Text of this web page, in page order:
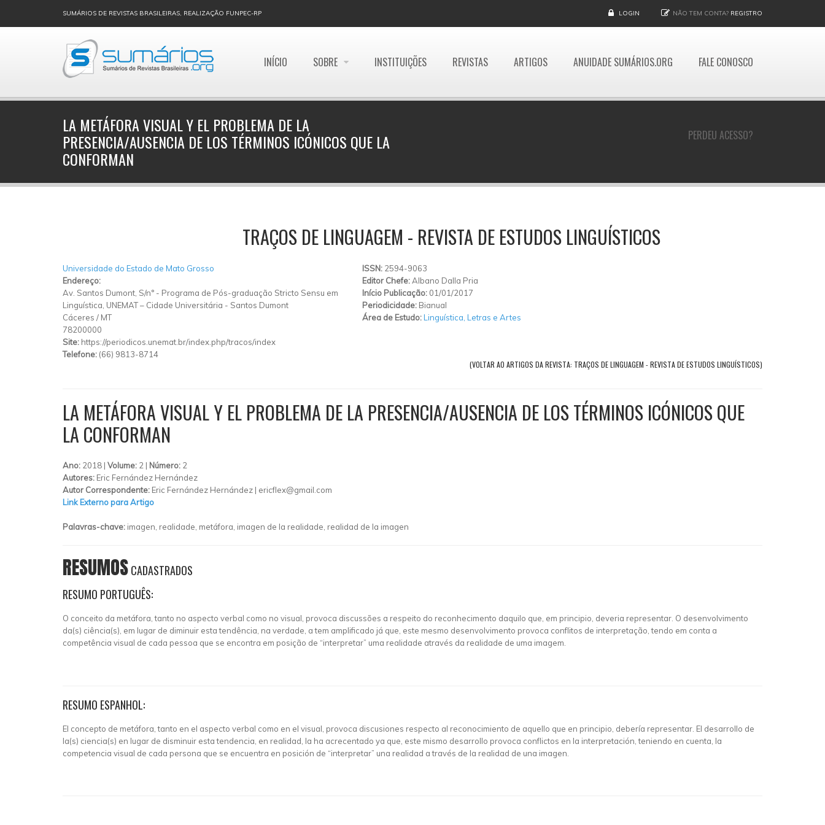
SUMÁRIOS DE REVISTAS BRASILEIRAS, REALIZAÇÃO FUNPEC-RP LOGIN NÃO TEM CONTA? REGISTRO
INÍCIO SOBRE INSTITUIÇÕES REVISTAS ARTIGOS ANUIDADE SUMÁRIOS.ORG FALE CONOSCO
PERDEU ACESSO?
LA METÁFORA VISUAL Y EL PROBLEMA DE LA
PRESENCIA/AUSENCIA DE LOS TÉRMINOS ICÓNICOS QUE LA
CONFORMAN
TRAÇOS DE LINGUAGEM - REVISTA DE ESTUDOS LINGUÍSTICOS
Universidade do Estado de Mato Grosso
Endereço:
Av. Santos Dumont, S/n° - Programa de Pós-graduação Stricto Sensu em
Linguística, UNEMAT – Cidade Universitária - Santos Dumont
Cáceres / MT
78200000
Site: https://periodicos.unemat.br/index.php/tracos/index
Telefone: (66) 9813-8714
ISSN: 2594-9063
Editor Chefe:Albano Dalla Pria
Início Publicação: 01/01/2017
Periodicidade: Bianual
Área de Estudo:Linguística, Letras e Artes
(VOLTAR AO ARTIGOS DA REVISTA: TRAÇOS DE LINGUAGEM - REVISTA DE ESTUDOS LINGUÍSTICOS)
LA METÁFORA VISUAL Y EL PROBLEMA DE LA PRESENCIA/AUSENCIA DE LOS TÉRMINOS ICÓNICOS QUE
LA CONFORMAN
Ano: 2018 | Volume: 2 | Número: 2
Autores: Eric Fernández Hernández
Autor Correspondente: Eric Fernández Hernández | ericflex@gmail.com
Link Externo para Artigo
Palavras-chave: imagen, realidade, metáfora, imagen de la realidade, realidad de la imagen
RESUMOSCADASTRADOS
RESUMO PORTUGUÊS:
O conceito da metáfora, tanto no aspecto verbal como no visual, provoca discussões a respeito do reconhecimento daquilo que, em principio, deveria representar. O desenvolvimento
da(s) ciência(s), em lugar de diminuir esta tendência, na verdade, a tem amplificado já que, este mesmo desenvolvimento provoca conflitos de interpretação, tendo em conta a
competência visual de cada pessoa que se encontra em posição de “interpretar” uma realidade através da realidade de uma imagem.
RESUMO ESPANHOL:
El concepto de metáfora, tanto en el aspecto verbal como en el visual, provoca discusiones respecto al reconocimiento de aquello que en principio, debería representar. El desarrollo de
la(s) ciencia(s) en lugar de disminuir esta tendencia, en realidad, la ha acrecentado ya que, este mismo desarrollo provoca conflictos en la interpretación, teniendo en cuenta, la
competencia visual de cada persona que se encuentra en posición de “interpretar” una realidad a través de la realidad de una imagen.